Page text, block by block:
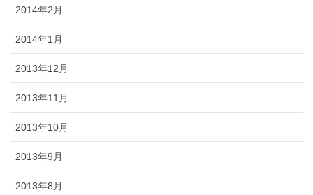
2014年2月
2014年1月
2013年12月
2013年11月
2013年10月
2013年9月
2013年8月